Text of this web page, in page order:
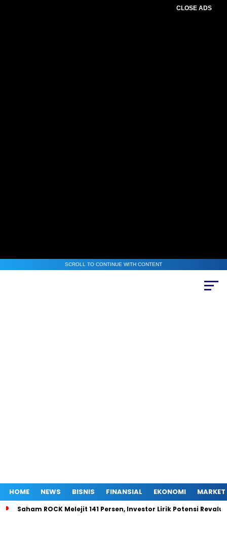
CLOSE ADS
SCROLL TO CONTINUE WITH CONTENT
HOME NEWS BISNIS FINANSIAL EKONOMI MARKET
Saham ROCK Melejit 141 Persen, Investor Lirik Potensi